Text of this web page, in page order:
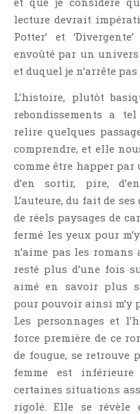
Point Lecture
Post Apocalyptique
Rendez-Vous Livresques
Roman
Roman D'apprentissage
Roman Noir
Romance
SF Et Fantasy
Sociologie
Surnaturel
Swaps Et Challenges
Théâtre
Thriller
Thriller Psychologique
lecture devrait
Potter’ et
envoûté par un univers
et duquel je n’arrête
L’histoire, plutôt
rebondissements a
relire quelques
comprendre, et elle
comme être happer
d’en sortir, pire,
L’auteure, du fait de
de réels paysages de
fermé les yeux pour
n’aime pas les romans
resté plus d’une fois
aimé en savoir plus
pour pouvoir ainsi m’y
Les personnages et
force première de ce
de fougue, se retrouve
femme est
certaines situations
rigolé. Elle se révèle